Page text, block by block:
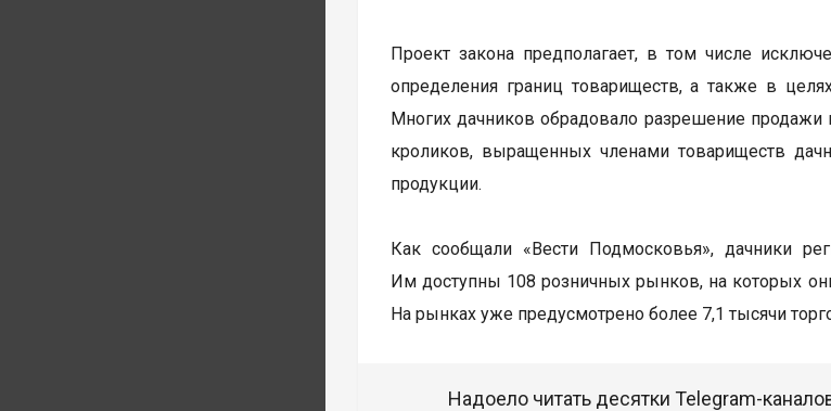
Проект закона предполагает, в том числе
определения границ товариществ, а также в
Многих дачников обрадовало разрешение продажи
кроликов, выращенных членами товариществ
продукции.
Как сообщали «Вести Подмосковья», дачники
Им доступны 108 розничных рынков, на которых
На рынках уже предусмотрено более 7,1 тысячи
Надоело читать десятки Telegram-